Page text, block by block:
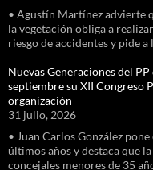
• Agustín Martínez advierte
la vegetación obliga a
riesgo de accidentes y pide
Nuevas Generaciones del
septiembre su XII Congreso
organización
31 julio, 2026
• Juan Carlos González
últimos años y destaca que
concejales menores de 35